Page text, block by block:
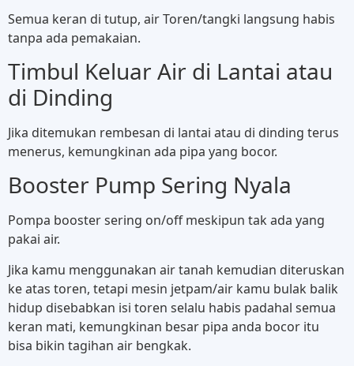
Semua keran di tutup, air Toren/tangki langsung habis
tanpa ada pemakaian.
Timbul Keluar Air di Lantai atau
di Dinding
Jika ditemukan rembesan di lantai atau di dinding terus
menerus, kemungkinan ada pipa yang bocor.
Booster Pump Sering Nyala
Pompa booster sering on/off meskipun tak ada yang
pakai air.
Jika kamu menggunakan air tanah kemudian diteruskan
ke atas toren, tetapi mesin jetpam/air kamu bulak balik
hidup disebabkan isi toren selalu habis padahal semua
keran mati, kemungkinan besar pipa anda bocor itu
bisa bikin tagihan air bengkak.